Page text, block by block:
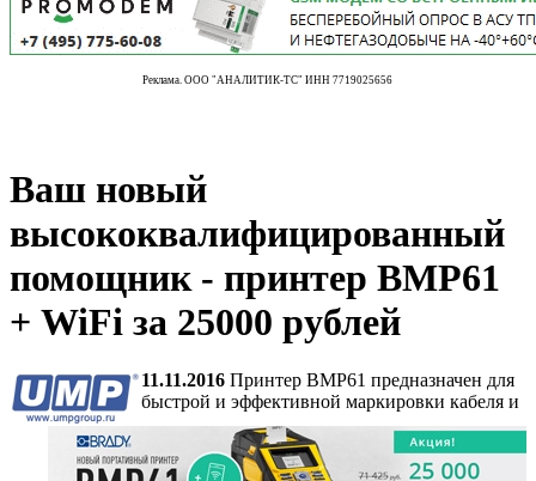
Реклама. ООО "АНАЛИТИК-ТС" ИНН 7719025656
Ваш новый
высококвалифицированный
помощник - принтер ВМР61
+ WiFi за 25000 рублей
11.11.2016 Принтер BMP61 предназначен для
быстрой и эффективной маркировки кабеля и